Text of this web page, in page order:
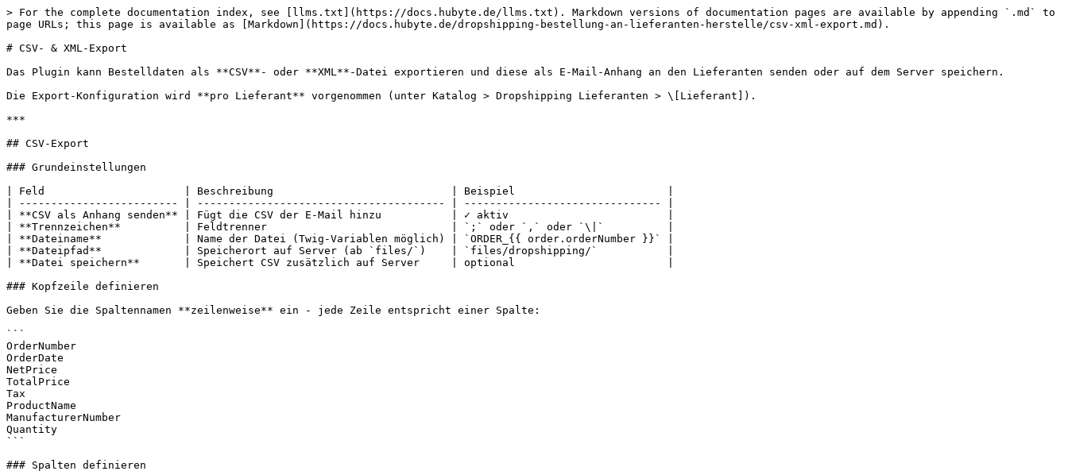
> For the complete documentation index, see [llms.txt](https://docs.hubyte.de/llms.txt). Markdown versions of documentation pages are available by appending `.md` to
page URLs; this page is available as [Markdown](https://docs.hubyte.de/dropshipping-bestellung-an-lieferanten-herstelle/csv-xml-export.md).
# CSV- & XML-Export
Das Plugin kann Bestelldaten als **CSV**- oder **XML**-Datei exportieren und diese als E-Mail-Anhang an den Lieferanten senden oder auf dem Server speichern.
Die Export-Konfiguration wird **pro Lieferant** vorgenommen (unter Katalog > Dropshipping Lieferanten > \[Lieferant]).
***
## CSV-Export
### Grundeinstellungen
| Feld                      | Beschreibung                            | Beispiel                        |
| ------------------------- | --------------------------------------- | ------------------------------- |
| **CSV als Anhang senden** | Fügt die CSV der E-Mail hinzu           | ✓ aktiv                         |
| **Trennzeichen**          | Feldtrenner                             | `;` oder `,` oder `\|`          |
| **Dateiname**             | Name der Datei (Twig-Variablen möglich) | `ORDER_{{ order.orderNumber }}` |
| **Dateipfad**             | Speicherort auf Server (ab `files/`)    | `files/dropshipping/`           |
| **Datei speichern**       | Speichert CSV zusätzlich auf Server     | optional                        |
### Kopfzeile definieren
Geben Sie die Spaltennamen **zeilenweise** ein - jede Zeile entspricht einer Spalte:
```
OrderNumber
OrderDate
NetPrice
TotalPrice
Tax
ProductName
ManufacturerNumber
Quantity
```
### Spalten definieren